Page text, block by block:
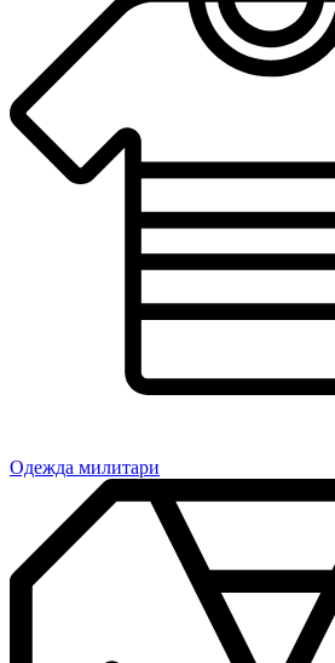
Одежда милитари